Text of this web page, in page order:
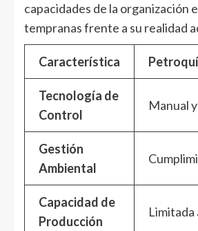
capacidades de la organización
tempranas frente a su realidad
Característica
Tecnología de
Control
Manual
Gestión
Ambiental
Capacidad de
Producción
Limitada